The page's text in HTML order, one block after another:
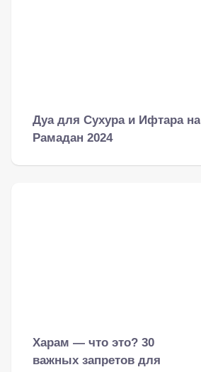
Дуа для Сухура и Ифтара на
Рамадан 2024
Харам — что это? 30
важных запретов для